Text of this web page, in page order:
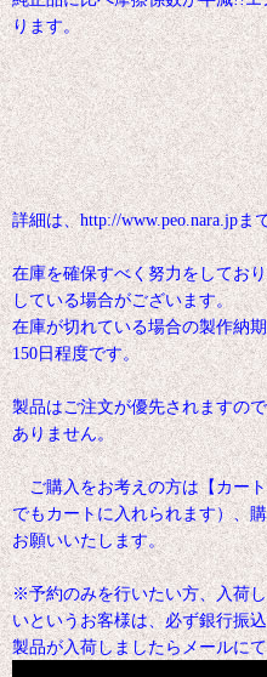
ります。
詳細は、http://www.peo.nara.jpま
在庫を確保すべく努力をしてお
している場合がございます。
在庫が切れている場合の製作納
150日程度です。
製品はご注文が優先されますの
ありません。
ご購入をお考えの方は【カー
でもカートに入れられます）、
お願いい
※予約のみを行いたい方、入荷
いというお客様は、必ず銀行振
製品が入荷しましたらメールに